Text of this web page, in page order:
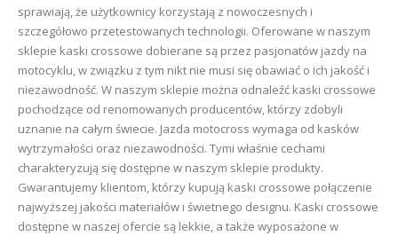
sprawiają, że użytkownicy korzystają z nowoczesnych i
szczegółowo przetestowanych technologii. Oferowane w naszym
sklepie kaski crossowe dobierane są przez pasjonatów jazdy na
motocyklu, w związku z tym nikt nie musi się obawiać o ich jakość i
niezawodność. W naszym sklepie można odnaleźć kaski crossowe
pochodzące od renomowanych producentów, którzy zdobyli
uznanie na całym świecie. Jazda motocross wymaga od kasków
wytrzymałości oraz niezawodności. Tymi właśnie cechami
charakteryzują się dostępne w naszym sklepie produkty.
Gwarantujemy klientom, którzy kupują kaski crossowe połączenie
najwyższej jakości materiałów i świetnego designu. Kaski crossowe
dostępne w naszej ofercie są lekkie, a także wyposażone w